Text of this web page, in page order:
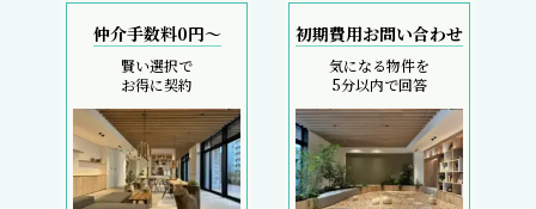
仲介手数料0円～
賢い選択で
お得に契約
初期費用お問い合わせ
気になる物件を
5分以内で回答